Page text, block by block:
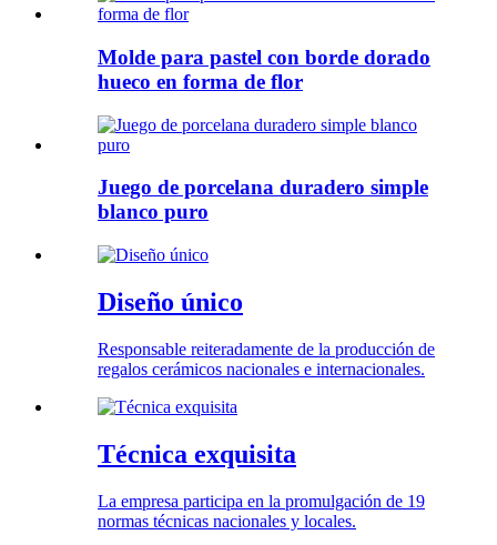
Molde para pastel con borde dorado
hueco en forma de flor
Juego de porcelana duradero simple
blanco puro
Diseño único
Responsable reiteradamente de la producción de
regalos cerámicos nacionales e internacionales.
Técnica exquisita
La empresa participa en la promulgación de 19
normas técnicas nacionales y locales.